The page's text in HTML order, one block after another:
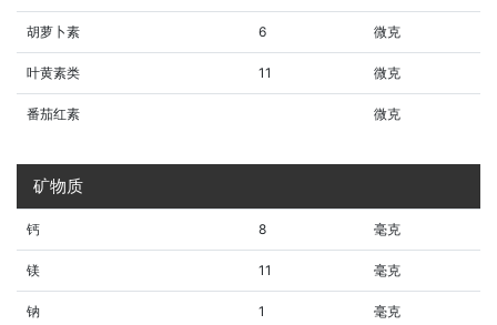
胡萝卜素 6 微克
叶黄素类 11 微克
番茄红素 微克
矿物质
钙 8 毫克
镁 11 毫克
钠 1 毫克